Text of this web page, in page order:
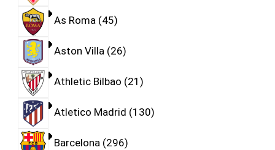
As Roma 45
Aston Villa 26
Athletic Bilbao 21
Atletico Madrid 130
Barcelona 296